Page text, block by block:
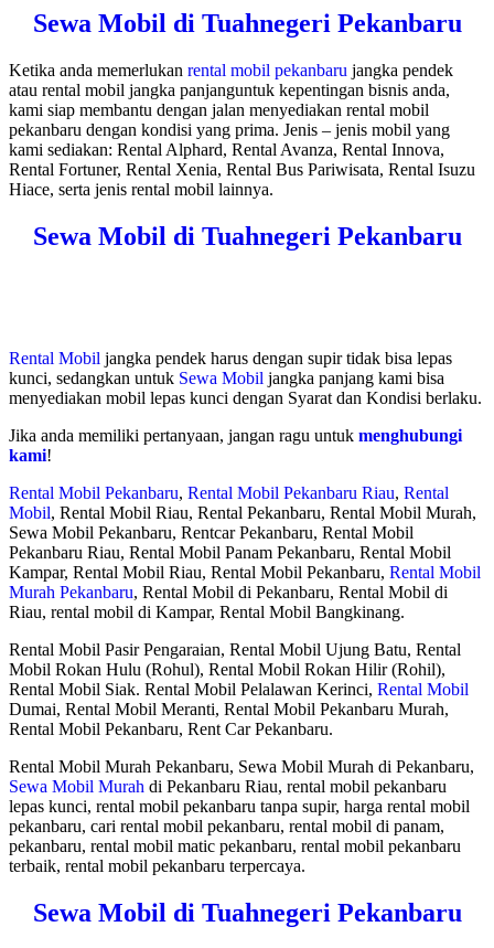
Sewa Mobil di Tuahnegeri Pekanbaru
Ketika anda memerlukan rental mobil pekanbaru jangka pendek
atau rental mobil jangka panjanguntuk kepentingan bisnis anda,
kami siap membantu dengan jalan menyediakan rental mobil
pekanbaru dengan kondisi yang prima. Jenis – jenis mobil yang
kami sediakan: Rental Alphard, Rental Avanza, Rental Innova,
Rental Fortuner, Rental Xenia, Rental Bus Pariwisata, Rental Isuzu
Hiace, serta jenis rental mobil lainnya.
Sewa Mobil di Tuahnegeri Pekanbaru
Rental Mobil jangka pendek harus dengan supir tidak bisa lepas
kunci, sedangkan untuk Sewa Mobil jangka panjang kami bisa
menyediakan mobil lepas kunci dengan Syarat dan Kondisi berlaku.
Jika anda memiliki pertanyaan, jangan ragu untuk menghubungi
kami!
Rental Mobil Pekanbaru, Rental Mobil Pekanbaru Riau, Rental
Mobil, Rental Mobil Riau, Rental Pekanbaru, Rental Mobil Murah,
Sewa Mobil Pekanbaru, Rentcar Pekanbaru, Rental Mobil
Pekanbaru Riau, Rental Mobil Panam Pekanbaru, Rental Mobil
Kampar, Rental Mobil Riau, Rental Mobil Pekanbaru, Rental Mobil
Murah Pekanbaru, Rental Mobil di Pekanbaru, Rental Mobil di
Riau, rental mobil di Kampar, Rental Mobil Bangkinang.
Rental Mobil Pasir Pengaraian, Rental Mobil Ujung Batu, Rental
Mobil Rokan Hulu (Rohul), Rental Mobil Rokan Hilir (Rohil),
Rental Mobil Siak. Rental Mobil Pelalawan Kerinci, Rental Mobil
Dumai, Rental Mobil Meranti, Rental Mobil Pekanbaru Murah,
Rental Mobil Pekanbaru, Rent Car Pekanbaru.
Rental Mobil Murah Pekanbaru, Sewa Mobil Murah di Pekanbaru,
Sewa Mobil Murah di Pekanbaru Riau, rental mobil pekanbaru
lepas kunci, rental mobil pekanbaru tanpa supir, harga rental mobil
pekanbaru, cari rental mobil pekanbaru, rental mobil di panam,
pekanbaru, rental mobil matic pekanbaru, rental mobil pekanbaru
terbaik, rental mobil pekanbaru terpercaya.
Sewa Mobil di Tuahnegeri Pekanbaru